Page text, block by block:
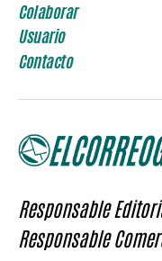
Colaborar
Usuario
Contacto
Responsable
Responsable